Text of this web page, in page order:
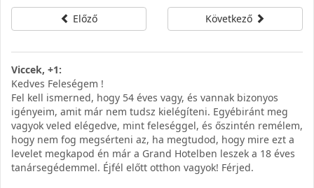
Előző Következő
Viccek, +1:
Kedves Feleségem !
Fel kell ismerned, hogy 54 éves vagy, és vannak bizonyos
igényeim, amit már nem tudsz kielégíteni. Egyébiránt meg
vagyok veled elégedve, mint feleséggel, és őszintén remélem,
hogy nem fog megsérteni az, ha megtudod, hogy mire ezt a
levelet megkapod én már a Grand Hotelben leszek a 18 éves
tanársegédemmel. Éjfél előtt otthon vagyok! Férjed.